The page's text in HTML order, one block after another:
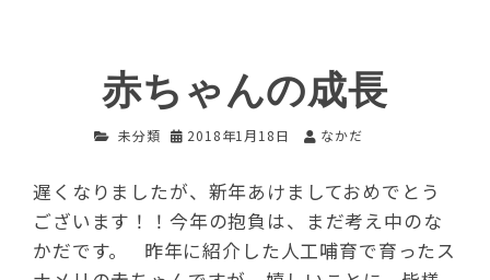
赤ちゃんの成長
未分類 2018年1月18日 なかだ
遅くなりましたが、新年あけましておめでとう
ございます！！今年の抱負は、まだ考え中のな
かだです。 昨年に紹介した人工哺育で育ったス